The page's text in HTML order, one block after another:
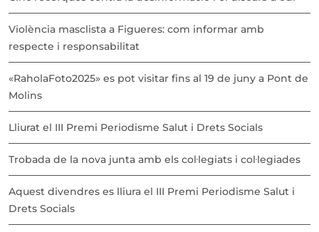
Violència masclista a Figueres: com informar amb
respecte i responsabilitat
«RaholaFoto2025» es pot visitar fins al 19 de juny a Pont de
Molins
Lliurat el III Premi Periodisme Salut i Drets Socials
Trobada de la nova junta amb els col·legiats i col·legiades
Aquest divendres es lliura el III Premi Periodisme Salut i
Drets Socials